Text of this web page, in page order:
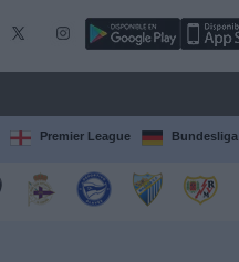
Premier League Bundesliga